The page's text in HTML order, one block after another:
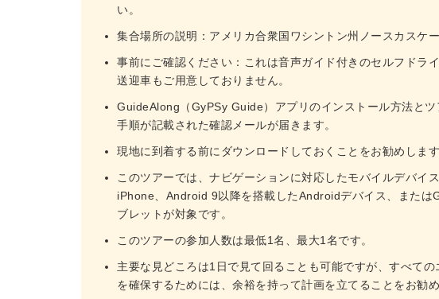
い。
集合場所の説明：アメリカ合衆国ワシントン州ノースカスケ
事前にご確認ください：これは音声ガイド付きのセルフドラ
送迎車もご用意しておりません。
GuideAlong（GyPSy Guide）アプリのインストール方法と
手順が記載された確認メールが届きます。
現地に到着する前にダウンロードしておくことをお勧めします
このツアーでは、ナビゲーションに対応したモバイルデバイ
iPhone、Android 9以降を搭載したAndroidデバイス、または
ブレットが対象です。
このツアーの参加人数は最低1名、最大1名です。
主要な見どころは1日で見て回ることも可能ですが、すべて
を確保するためには、余裕を持って計画を立てることをお勧め